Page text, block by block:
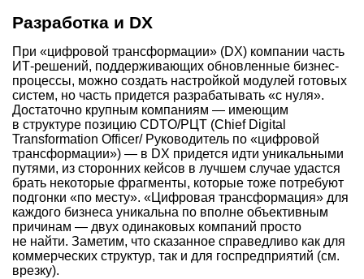
Разработка и DX
При «цифровой трансформации» (DX) компании часть
ИТ-решений, поддерживающих обновленные бизнес-
процессы, можно создать настройкой модулей готовых
систем, но часть придется разрабатывать «с нуля».
Достаточно крупным компаниям — имеющим
в структуре позицию CDTO/РЦТ (Chief Digital
Transformation Officer/ Руководитель по «цифровой
трансформации») — в DX придется идти уникальными
путями, из сторонних кейсов в лучшем случае удастся
брать некоторые фрагменты, которые тоже потребуют
подгонки «по месту». «Цифровая трансформация» для
каждого бизнеса уникальна по вполне объективным
причинам — двух одинаковых компаний просто
не найти. Заметим, что сказанное справедливо как для
коммерческих структур, так и для госпредприятий (см.
врезку).